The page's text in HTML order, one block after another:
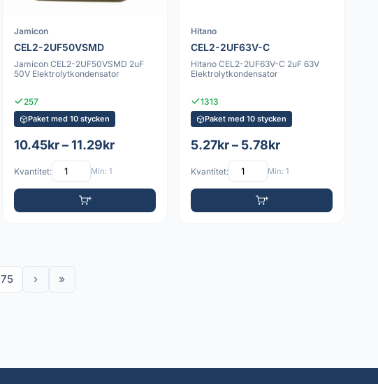
Jamicon
CEL2-2UF50VSMD
Jamicon CEL2-2UF50VSMD 2uF
50V Elektrolytkondensator
257
Paket med 10 stycken
10.45kr – 11.29kr
Kvantitet: Min: 1
Hitano
CEL2-2UF63V-C
Hitano CEL2-2UF63V-C 2uF 63V
Elektrolytkondensator
1313
Paket med 10 stycken
5.27kr – 5.78kr
Kvantitet: Min: 1
75 › »